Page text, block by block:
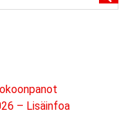
– Lisäinfoa